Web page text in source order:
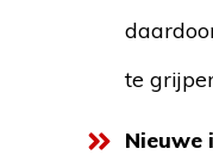
te
Nieuwe